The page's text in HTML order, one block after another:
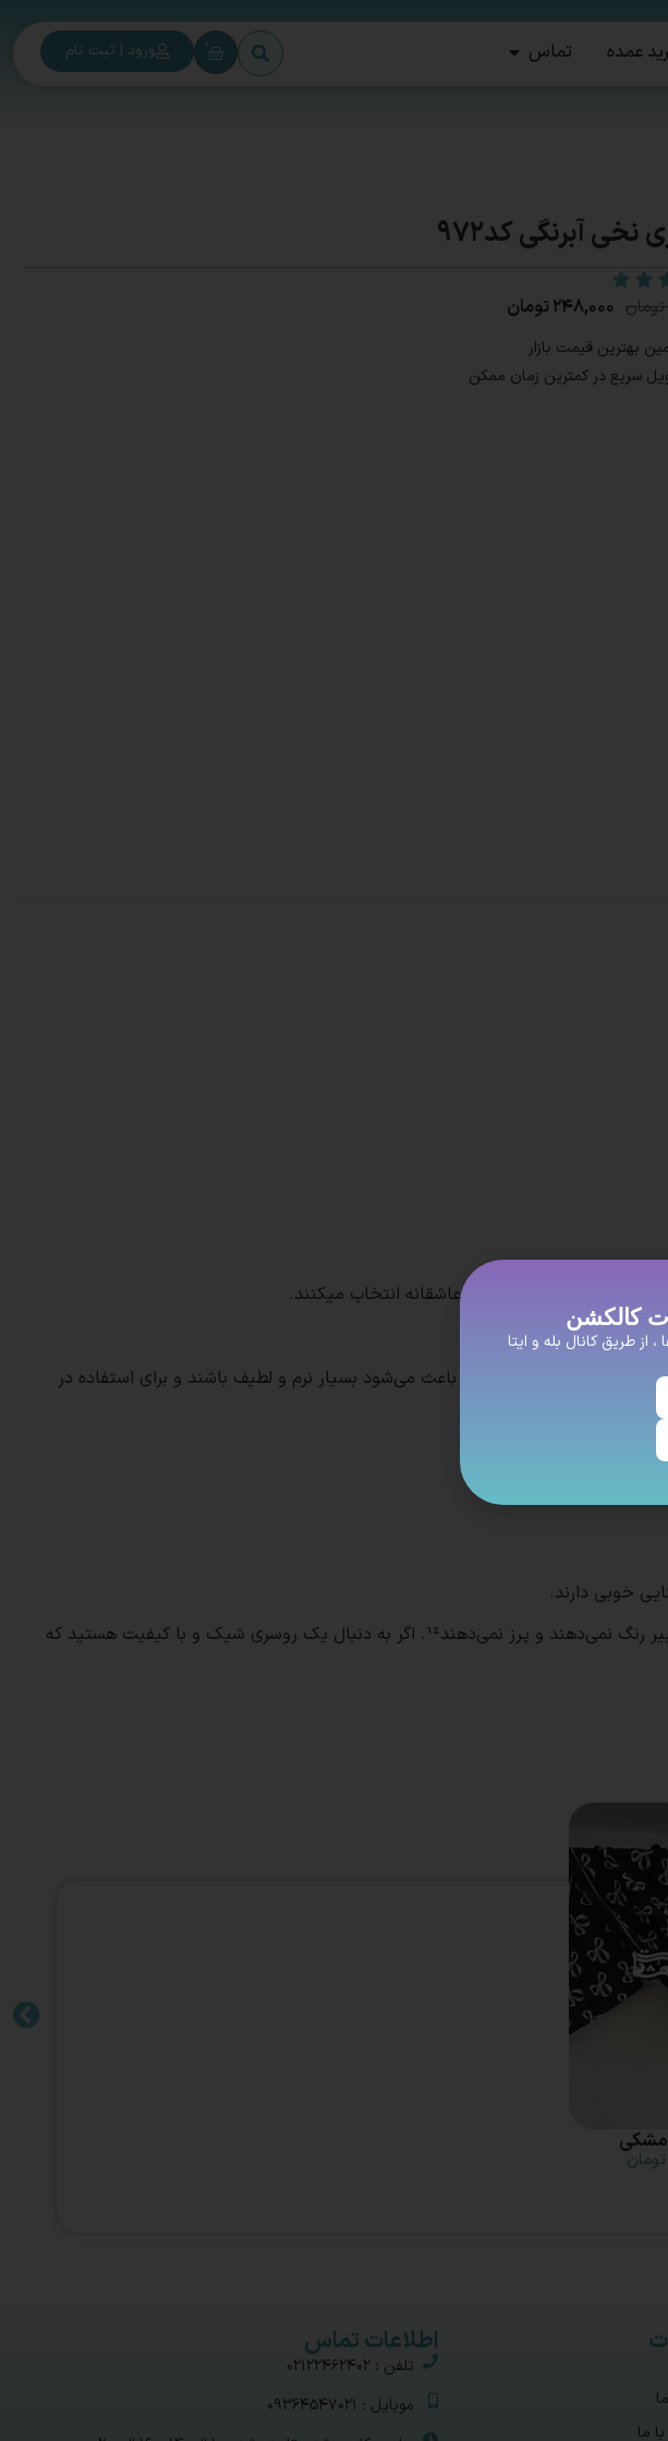
عمده تماس 0 ورود | ثبت نام
نخی آبرنگی کد۹۷۲
تومان ۲۴۸,۰۰۰تومان
بهترین قیمت بازار
سریع در کمترین زمان ممکن
اهمیت زیادی میدهند و عاشقانه انتخاب میکنند.
ما به شما عزیزان است.
پنبه ساخته می‌شوند که باعث می‌شود بسیار نرم و لطیف باشند و برای استفاده در
این روسری‌ها به راحتی با انواع لباس‌ها ست می‌شوند و به دلیل کیفیت بالای دوخت و چاپ، در طول زمان تغییر رنگ نمی‌دهند و پرز نمی‌دهند¹². اگر به دنبال یک روسری شیک و با کیفیت هستید که
مشکی
تومان
ما
اطلاعات تماس
تلفن : 02122462402
موبایل : 09364547021
کالکشن
طریق کانال بله و ایتا